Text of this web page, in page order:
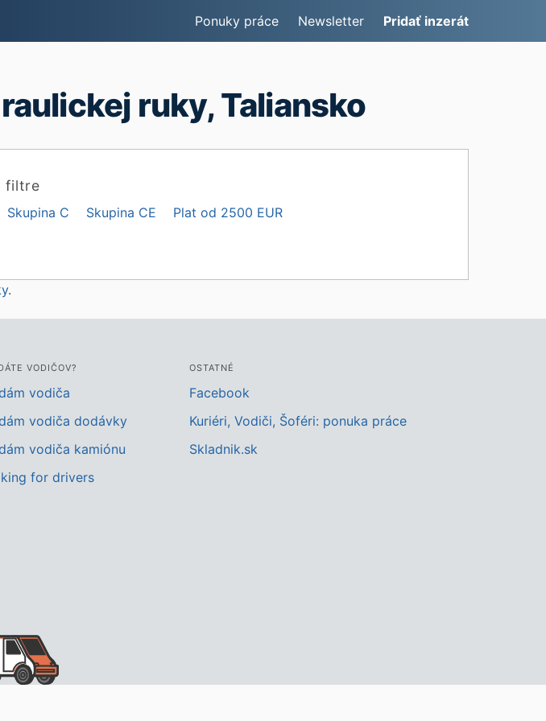
Ponuky práce Newsletter Pridať inzerát
ruky, Taliansko
filtre
Skupina C Skupina CE Plat od 2500 EUR
.
VODIČOV?
vodiča
vodiča dodávky
vodiča kamiónu
for drivers
OSTATNÉ
Facebook
Kuriéri, Vodiči, Šoféri: ponuka práce
Skladnik.sk